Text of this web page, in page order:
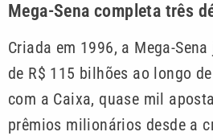
Mega-Sena completa três
Criada em 1996, a Mega-
de R$ 115 bilhões ao longo
com a Caixa, quase mil
prêmios milionários desde a